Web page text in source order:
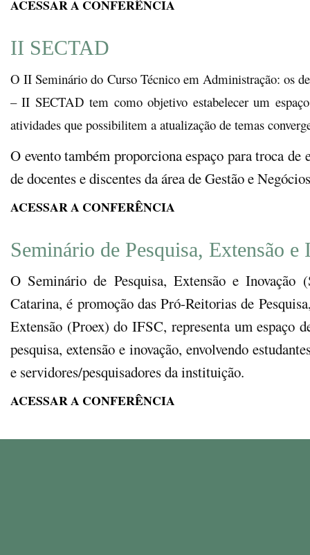
ACESSAR A CONFERÊNCIA
II SECTAD
O II Seminário do Curso Técnico em Administração: os
– II SECTAD tem comoobjetivo estabelecer um
atividades que possibilitem a atualização de temas
O evento também proporciona espaço para troca
de docentes e discentes da área de Gestão e
ACESSAR A CONFERÊNCIA
Seminário de Pesquisa, Extensão e
O Seminário de Pesquisa, Extensão e
Catarina, é promoção das Pró-Reitorias de
Extensão (Proex) do IFSC, representa um espaço
pesquisa, extensão e inovação, envolvendo
e servidores/pesquisadores da instituição.
ACESSAR A CONFERÊNCIA